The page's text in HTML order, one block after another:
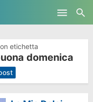
etichetta
domenica